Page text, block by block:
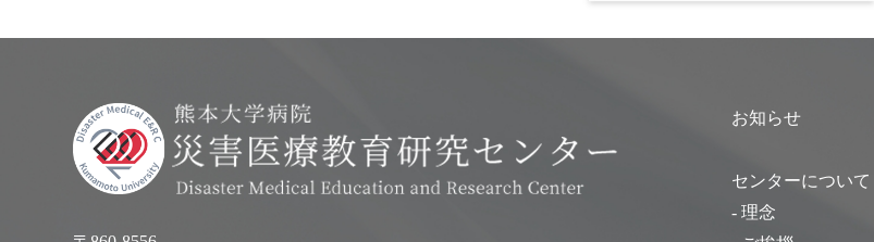
お知らせ
センターについて
- 理念